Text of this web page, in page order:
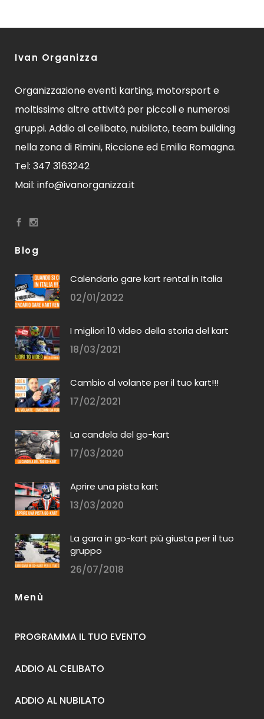
Ivan Organizza
Organizzazione eventi karting, motorsport e
moltissime altre attività per piccoli e numerosi
gruppi. Addio al celibato, nubilato, team building
nella zona di Rimini, Riccione ed Emilia Romagna.
Tel: 347 3163242
Mail: info@ivanorganizza.it
Blog
Calendario gare kart rental in Italia
02/01/2022
I migliori 10 video della storia del kart
18/03/2021
Cambio al volante per il tuo kart!!!
17/02/2021
La candela del go-kart
17/03/2020
Aprire una pista kart
13/03/2020
La gara in go-kart più giusta per il tuo
gruppo
26/07/2018
Menù
PROGRAMMA IL TUO EVENTO
ADDIO AL CELIBATO
ADDIO AL NUBILATO